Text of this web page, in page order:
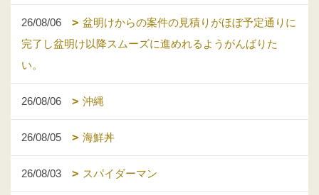
26/08/06
盆明けからの案件の見積りがほぼ予定通りに
完了し盆明け以降スムーズに進めれるようがんばりた
い。
26/08/06 沖縄
26/08/05 海鮮丼
26/08/03 スパイダーマン